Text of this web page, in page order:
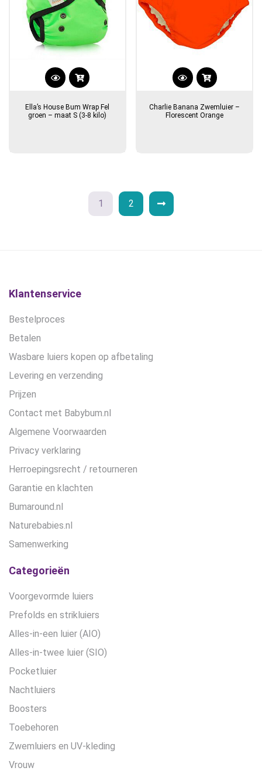
Ella’s House Bum Wrap Fel
groen – maat S (3-8 kilo)
Charlie Banana Zwemluier –
Florescent Orange
1 2
Klantenservice
Bestelproces
Betalen
Wasbare luiers kopen op afbetaling
Levering en verzending
Prijzen
Contact met Babybum.nl
Algemene Voorwaarden
Privacy verklaring
Herroepingsrecht / retourneren
Garantie en klachten
Bumaround.nl
Naturebabies.nl
Samenwerking
Categorieën
Voorgevormde luiers
Prefolds en strikluiers
Alles-in-een luier (AIO)
Alles-in-twee luier (SIO)
Pocketluier
Nachtluiers
Boosters
Toebehoren
Zwemluiers en UV-kleding
Vrouw